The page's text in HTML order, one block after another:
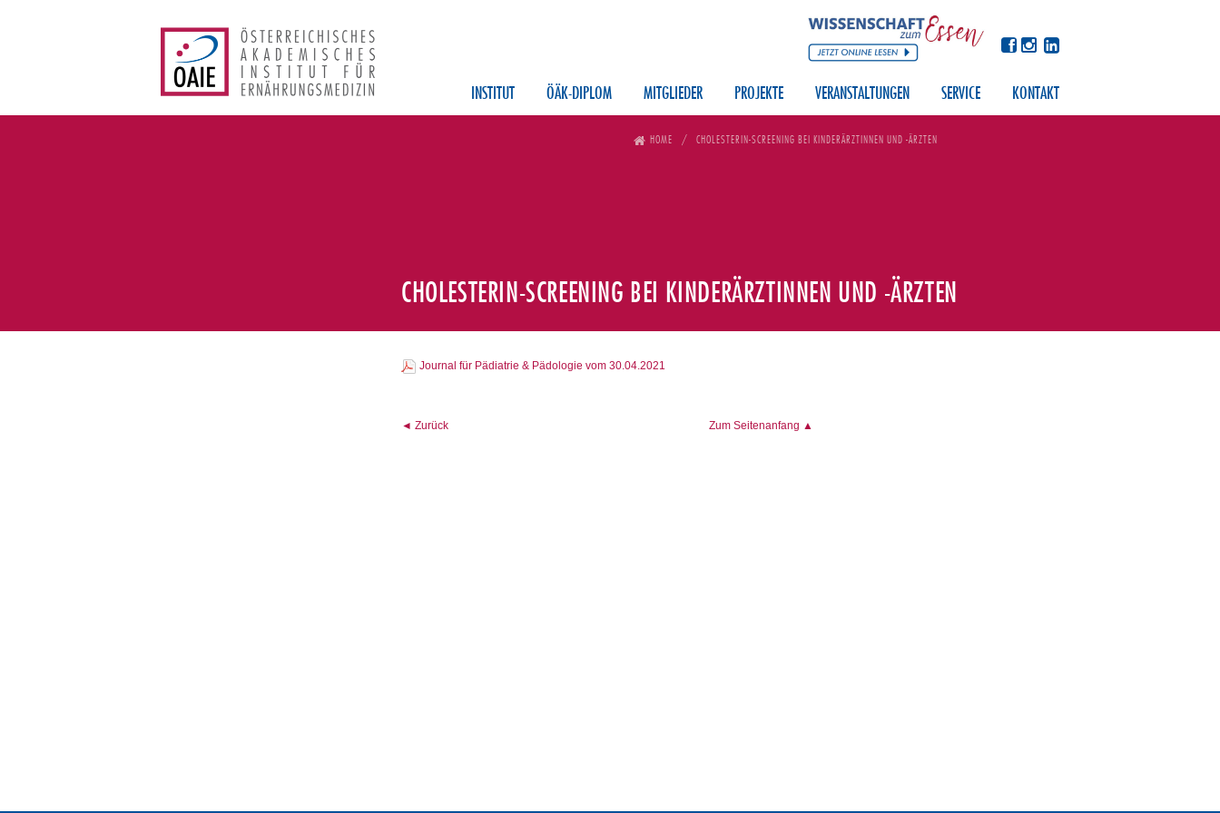
INSTITUT ÖÄK-DIPLOM MITGLIEDER PROJEKTE VERANSTALTUNGEN SERVICE KONTAKT
HOME CHOLESTERIN-SCREENING BEI KINDERÄRZTINNEN UND -ÄRZTEN
CHOLESTERIN-SCREENING BEI KINDERÄRZTINNEN UND -ÄRZTEN
Journal für Pädiatrie & Pädologie vom 30.04.2021
◄ Zurück Zum Seitenanfang ▲